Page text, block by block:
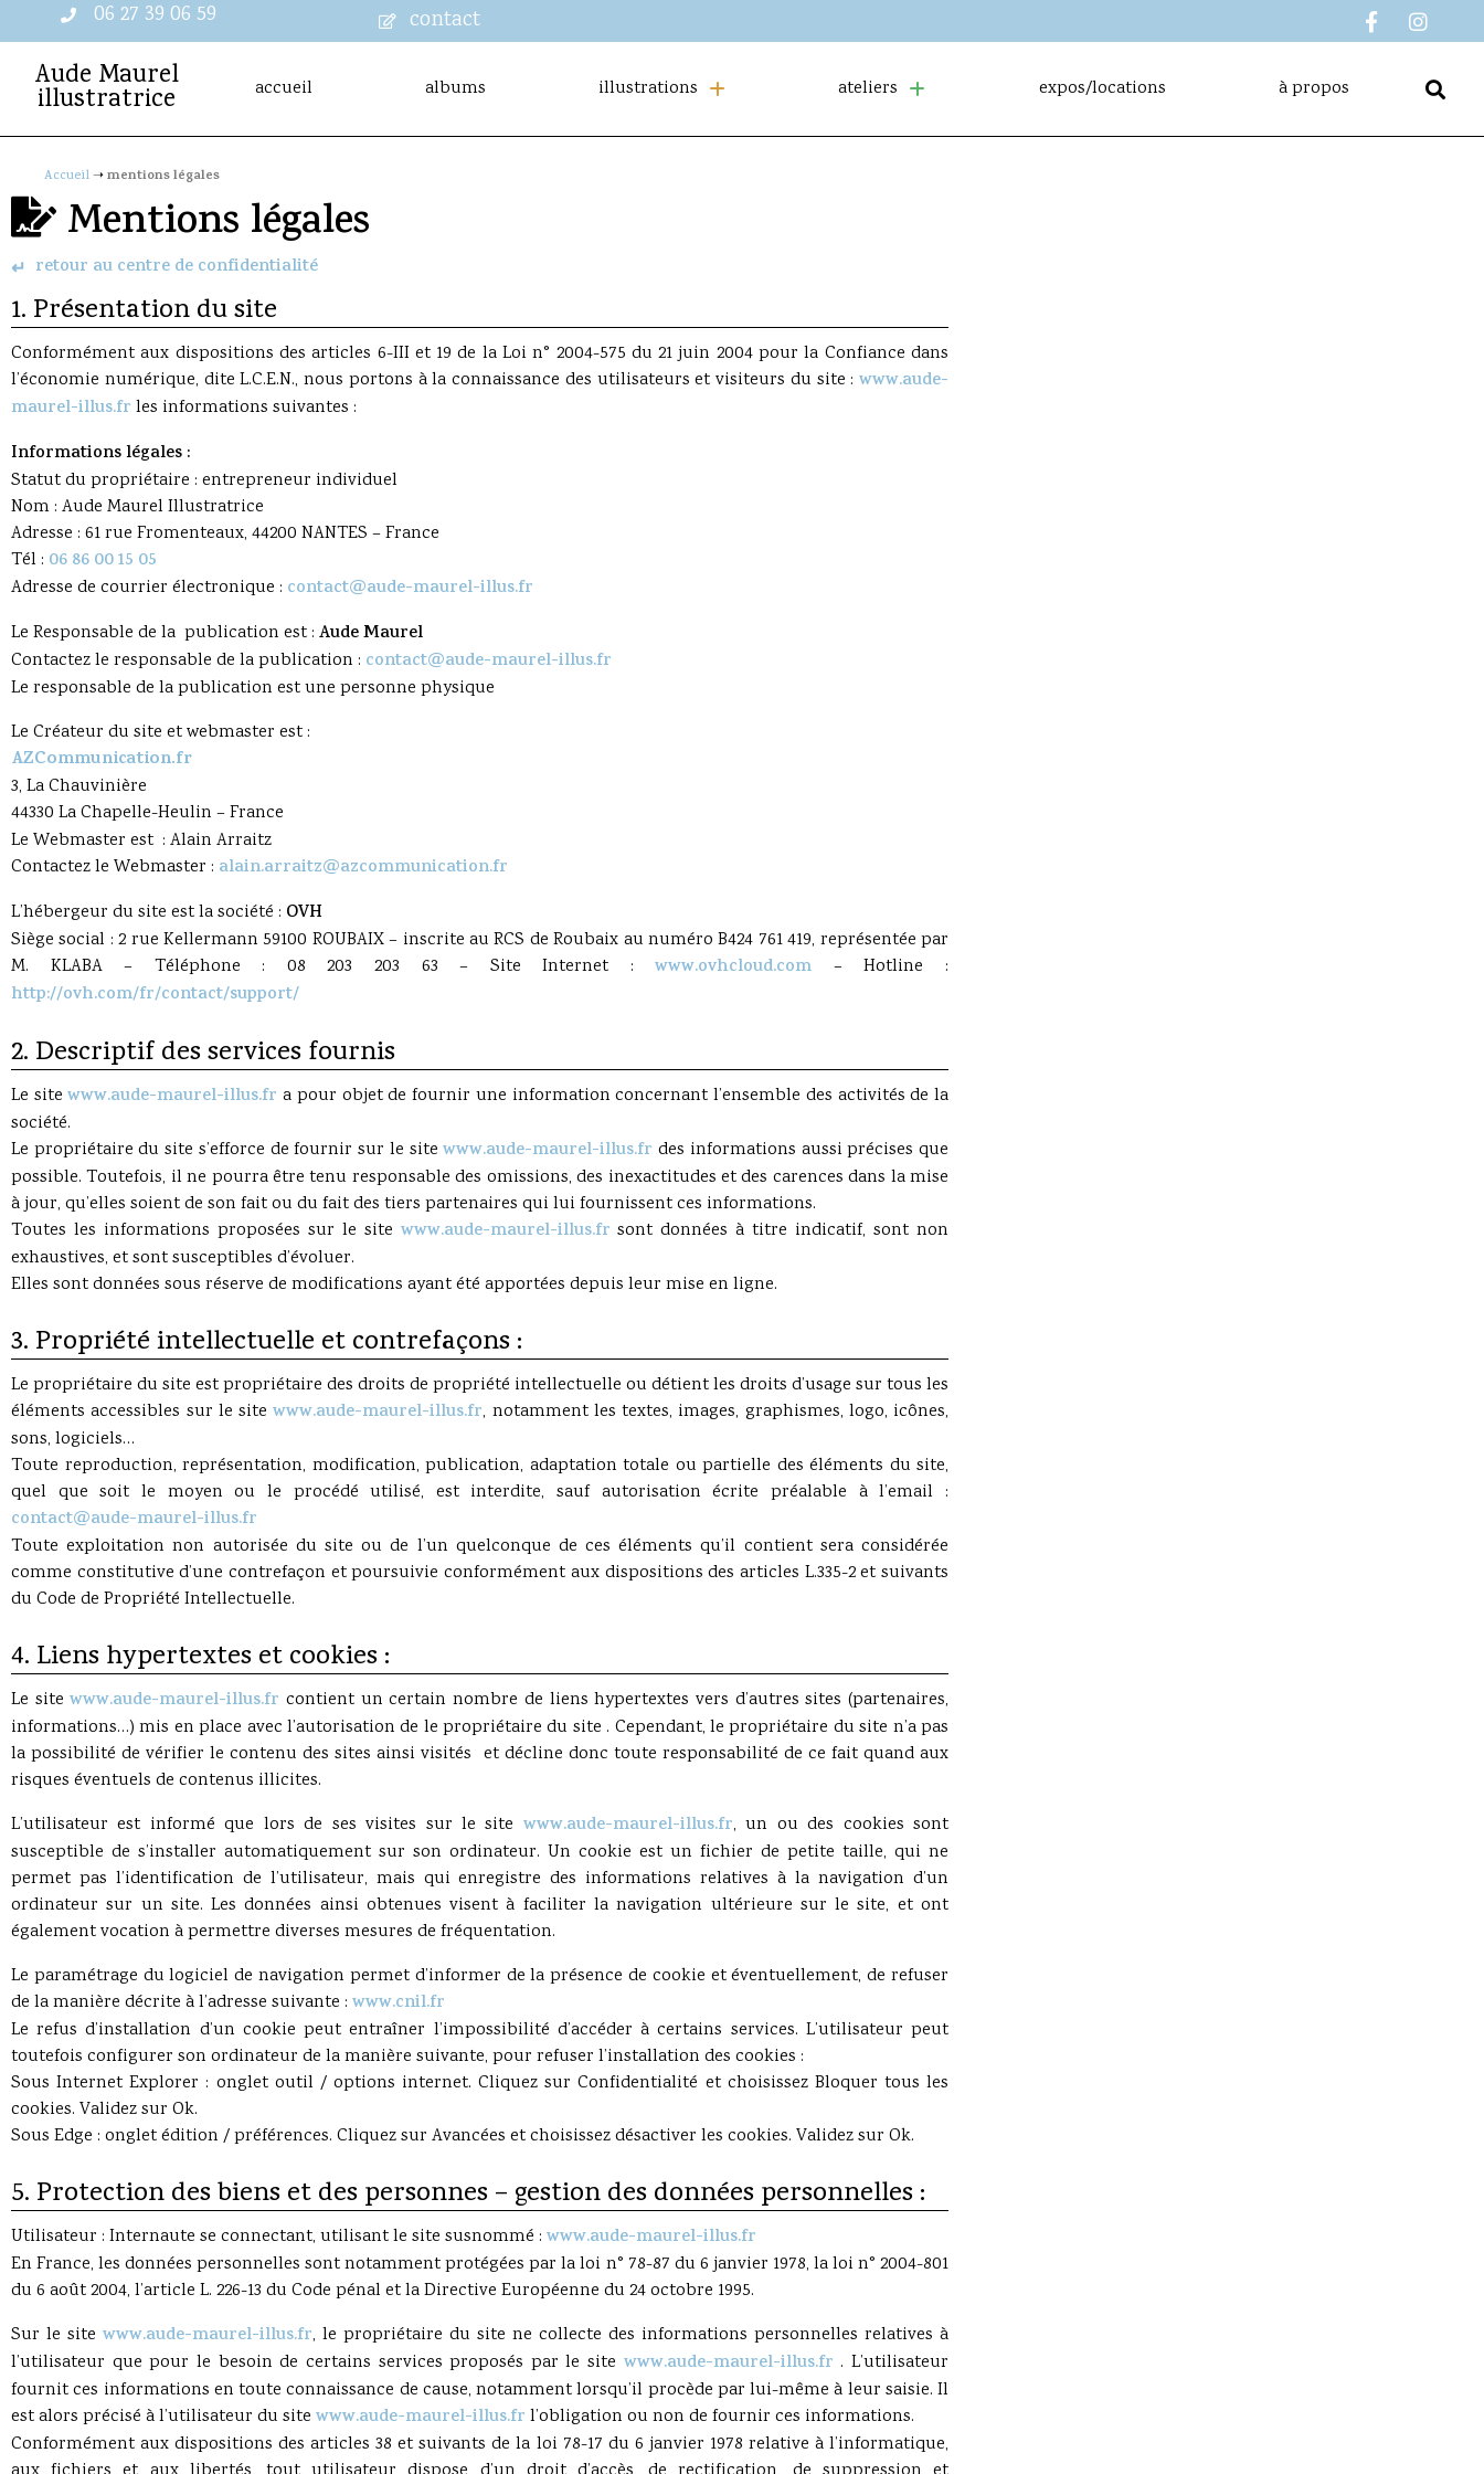
06 27 39 06 59 contact
Aude Maurel
illustratrice accueil albums illustrations ateliers expos/locations à propos
Accueil➝mentions légales
Mentions légales
↵ retour au centre de confidentialité
1. Présentation du site
Conformément aux dispositions des articles 6-III et 19 de la Loi n° 2004-575 du 21 juin 2004 pour la Confiance dans
l’économie numérique, dite L.C.E.N., nous portons à la connaissance des utilisateurs et visiteurs du site : www.aude-
maurel-illus.fr les informations suivantes :
Informations légales :
Statut du propriétaire : entrepreneur individuel
Nom : Aude Maurel Illustratrice
Adresse : 61 rue Fromenteaux, 44200 NANTES – France
Tél : 06 86 00 15 05
Adresse de courrier électronique : contact@aude-maurel-illus.fr
Le Responsable de la publication est : Aude Maurel
Contactez le responsable de la publication : contact@aude-maurel-illus.fr
Le responsable de la publication est une personne physique
Le Créateur du site et webmaster est :
AZCommunication.fr
3, La Chauvinière
44330 La Chapelle-Heulin – France
Le Webmaster est : Alain Arraitz
Contactez le Webmaster : alain.arraitz@azcommunication.fr
L’hébergeur du site est la société : OVH
Siège social : 2 rue Kellermann 59100 ROUBAIX – inscrite au RCS de Roubaix au numéro B424 761 419, représentée par
M. KLABA – Téléphone : 08 203 203 63 – Site Internet :www.ovhcloud.com – Hotline :
http://ovh.com/fr/contact/support/
2. Descriptif des services fournis
Le sitewww.aude-maurel-illus.fr a pour objet de fournir une information concernant l’ensemble des activités de la
société.
Le propriétaire du site s’efforce de fournir sur le sitewww.aude-maurel-illus.fr des informations aussi précises que
possible. Toutefois, il ne pourra être tenu responsable des omissions, des inexactitudes et des carences dans la mise
à jour, qu’elles soient de son fait ou du fait des tiers partenaires qui lui fournissent ces informations.
Toutes les informations proposées sur le site www.aude-maurel-illus.fr sont données à titre indicatif, sont non
exhaustives, et sont susceptibles d’évoluer.
Elles sont données sous réserve de modifications ayant été apportées depuis leur mise en ligne.
3. Propriété intellectuelle et contrefaçons :
Le propriétaire du site est propriétaire des droits de propriété intellectuelle ou détient les droits d’usage sur tous les
éléments accessibles sur le sitewww.aude-maurel-illus.fr, notamment les textes, images, graphismes, logo, icônes,
sons, logiciels…
Toute reproduction, représentation, modification, publication, adaptation totale ou partielle des éléments du site,
quel que soit le moyen ou le procédé utilisé, est interdite, sauf autorisation écrite préalable à l’email :
contact@aude-maurel-illus.fr
Toute exploitation non autorisée du site ou de l’un quelconque de ces éléments qu’il contient sera considérée
comme constitutive d’une contrefaçon et poursuivie conformément aux dispositions des articles L.335-2 et suivants
du Code de Propriété Intellectuelle.
4. Liens hypertextes et cookies :
Le sitewww.aude-maurel-illus.fr contient un certain nombre de liens hypertextes vers d’autres sites (partenaires,
informations…) mis en place avec l’autorisation de le propriétaire du site . Cependant, le propriétaire du site n’a pas
la possibilité de vérifier le contenu des sites ainsi visités et décline donc toute responsabilité de ce fait quand aux
risques éventuels de contenus illicites.
L’utilisateur est informé que lors de ses visites sur le site www.aude-maurel-illus.fr, un ou des cookies sont
susceptible de s’installer automatiquement sur son ordinateur. Un cookie est un fichier de petite taille, qui ne
permet pas l’identification de l’utilisateur, mais qui enregistre des informations relatives à la navigation d’un
ordinateur sur un site. Les données ainsi obtenues visent à faciliter la navigation ultérieure sur le site, et ont
également vocation à permettre diverses mesures de fréquentation.
Le paramétrage du logiciel de navigation permet d’informer de la présence de cookie et éventuellement, de refuser
de la manière décrite à l’adresse suivante : www.cnil.fr
Le refus d’installation d’un cookie peut entraîner l’impossibilité d’accéder à certains services. L’utilisateur peut
toutefois configurer son ordinateur de la manière suivante, pour refuser l’installation des cookies :
Sous Internet Explorer : onglet outil / options internet. Cliquez sur Confidentialité et choisissez Bloquer tous les
cookies. Validez sur Ok.
Sous Edge : onglet édition / préférences. Cliquez sur Avancées et choisissez désactiver les cookies. Validez sur Ok.
5. Protection des biens et des personnes – gestion des données personnelles :
Utilisateur : Internaute se connectant, utilisant le site susnommé : www.aude-maurel-illus.fr
En France, les données personnelles sont notamment protégées par la loi n° 78-87 du 6 janvier 1978, la loi n° 2004-801
du 6 août 2004, l’article L. 226-13 du Code pénal et la Directive Européenne du 24 octobre 1995.
Sur le site www.aude-maurel-illus.fr, le propriétaire du site ne collecte des informations personnelles relatives à
l’utilisateur que pour le besoin de certains services proposés par le site www.aude-maurel-illus.fr . L’utilisateur
fournit ces informations en toute connaissance de cause, notamment lorsqu’il procède par lui-même à leur saisie. Il
est alors précisé à l’utilisateur du site www.aude-maurel-illus.fr l’obligation ou non de fournir ces informations.
Conformément aux dispositions des articles 38 et suivants de la loi 78-17 du 6 janvier 1978 relative à l’informatique,